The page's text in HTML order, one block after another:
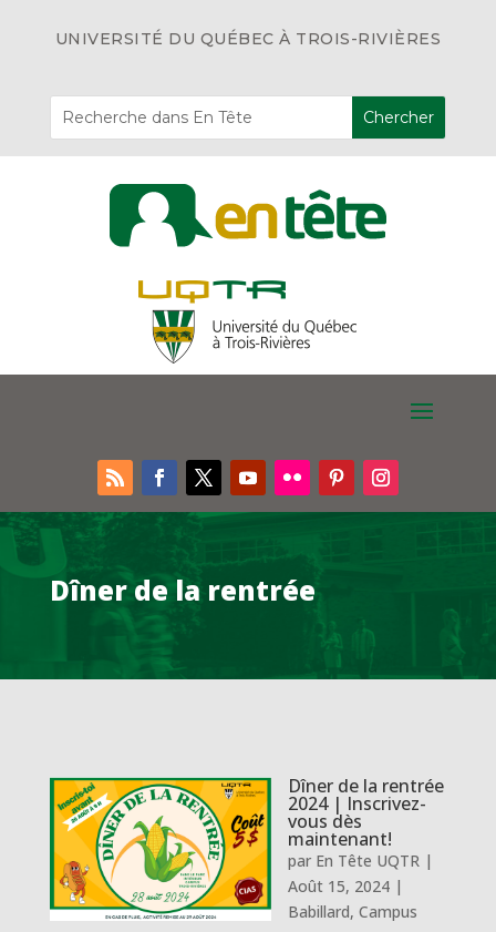
UNIVERSITÉ DU QUÉBEC À TROIS-RIVIÈRES
Dîner de la rentrée
Dîner de la rentrée
2024 | Inscrivez-
vous dès
maintenant!
par En Tête UQTR|
Août 15, 2024|
Babillard, Campus